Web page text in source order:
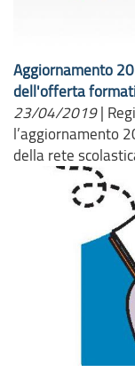
Aggiornamento
dell'offerta
23/04/2019 |
l’aggiornamento
della rete